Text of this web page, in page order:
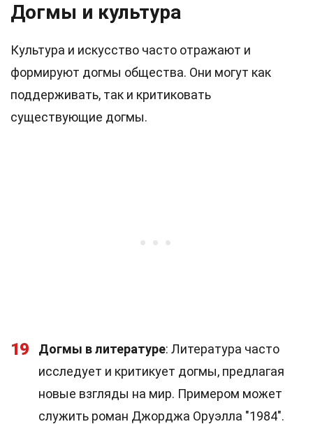
Догмы и культура
Культура и искусство часто отражают и
формируют догмы общества. Они могут как
поддерживать, так и критиковать
существующие догмы.
19 Догмы в литературе: Литература часто
исследует и критикует догмы, предлагая
новые взгляды на мир. Примером может
служить роман Джорджа Оруэлла "1984".